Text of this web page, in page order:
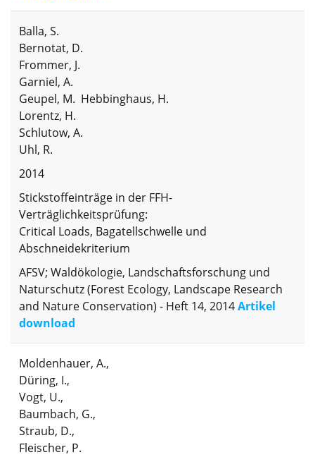
Balla, S.
Bernotat, D.
Frommer, J.
Garniel, A.
Geupel, M. Hebbinghaus, H.
Lorentz, H.
Schlutow, A.
Uhl, R.
2014
Stickstoffeinträge in der FFH-
Verträglichkeitsprüfung:
Critical Loads, Bagatellschwelle und
Abschneidekriterium
AFSV; Waldökologie, Landschaftsforschung und
Naturschutz (Forest Ecology, Landscape Research
and Nature Conservation) - Heft 14, 2014Artikel
download
Moldenhauer, A.,
Düring, I.,
Vogt, U.,
Baumbach, G.,
Straub, D.,
Fleischer, P.